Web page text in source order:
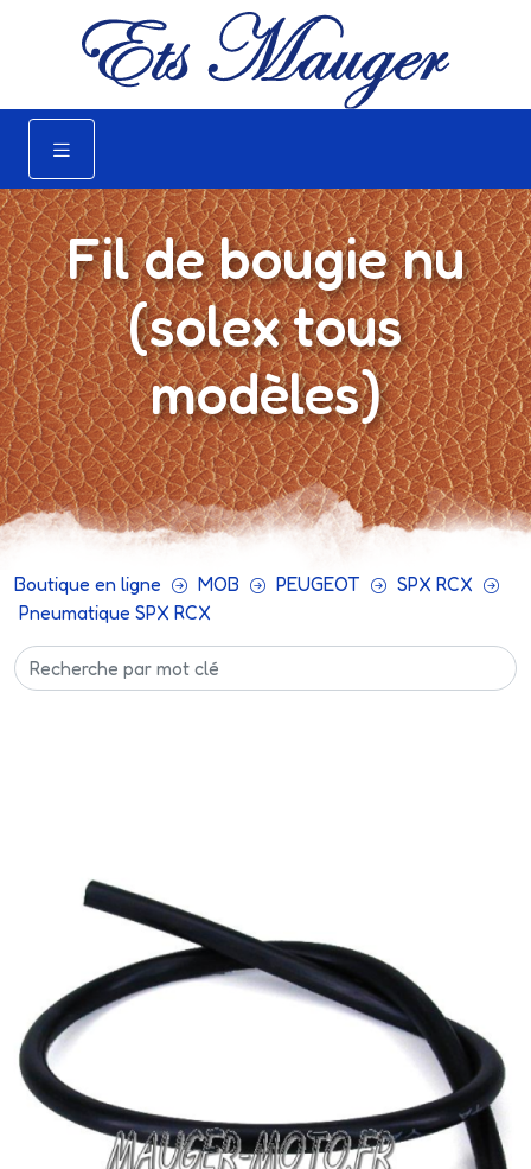
Fil de bougie nu
(solex tous
modèles)
Boutique en ligne MOB PEUGEOT
SPX RCX
Pneumatique SPX RCX